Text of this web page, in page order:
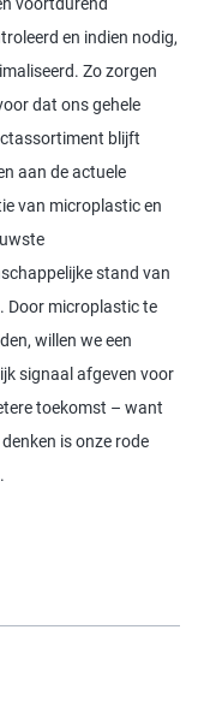
en indien nodig,
Zo zorgen
dat ons gehele
blijft
aan de actuele
van microplastic en
stand van
Door microplastic te
willen we een
signaal afgeven voor
toekomst – want
is onze rode